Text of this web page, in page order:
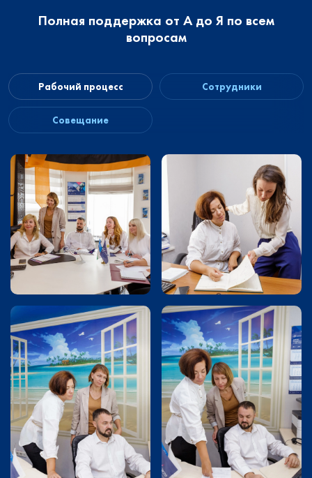
Полная поддержка от А до Я по всем
вопросам
Рабочий процесс Сотрудники
Совещание